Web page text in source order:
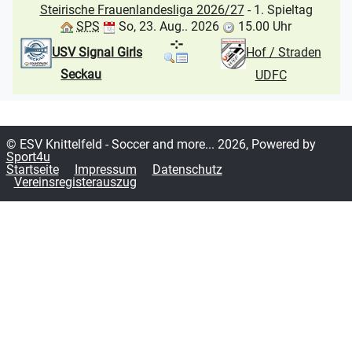
Steirische Frauenlandesliga 2026/27- 1. Spieltag
SPS
So, 23. Aug.. 2026
15.00 Uhr
USV Signal Girls
Seckau
Hof / Straden
UDFC
-:-
© ESV Knittelfeld - Soccer and more... 2026, Powered by
Sport4u
Startseite
Impressum
Datenschutz
Vereinsregisterauszug